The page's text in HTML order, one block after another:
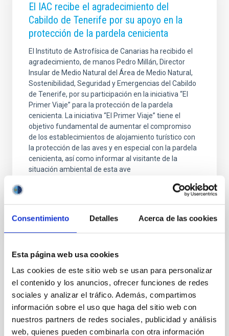
Consentimiento Detalles Acerca de las cookies
Esta página web usa cookies
Las cookies de este sitio web se usan para personalizar
el contenido y los anuncios, ofrecer funciones de redes
sociales y analizar el tráfico. Además, compartimos
información sobre el uso que haga del sitio web con
nuestros partners de redes sociales, publicidad y análisis
web, quienes pueden combinarla con otra información
El IAC recibe el agradecimiento del
Cabildo de Tenerife por su apoyo en la
protección de la pardela cenicienta
El Instituto de Astrofísica de Canarias ha recibido el
agradecimiento, de manos Pedro Millán, Director
Insular de Medio Natural del Área de Medio Natural,
Sostenibilidad, Seguridad y Emergencias del Cabildo
de Tenerife, por su participación en la iniciativa “El
Primer Viaje” para la protección de la pardela
cenicienta. La iniciativa “El Primer Viaje” tiene el
objetivo fundamental de aumentar el compromiso
de los establecimientos de alojamiento turístico con
la protección de las aves y en especial con la pardela
cenicienta, así como informar al visitante de la
situación ambiental de esta ave
NEWS TYPE
PRESS RELEASE
SCOPE
TALKS